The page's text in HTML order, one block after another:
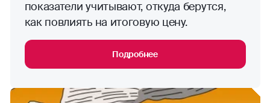
показатели учитывают, откуда берутся,
как повлиять на итоговую цену.
Подробнее